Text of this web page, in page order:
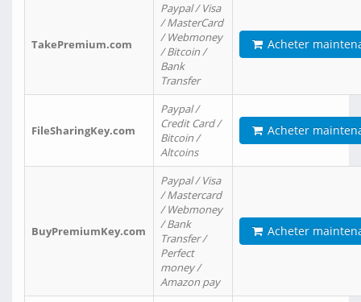
TakePremium.com
Paypal / Visa
/ MasterCard
/ Webmoney
/ Bitcoin /
Bank
Transfer
Acheter
FileSharingKey.com
Paypal /
Credit Card /
Bitcoin /
Altcoins
Acheter
BuyPremiumKey.com
Paypal / Visa
/ Mastercard
/ Webmoney
/ Bank
Transfer /
Perfect
money /
Amazon pay
Acheter